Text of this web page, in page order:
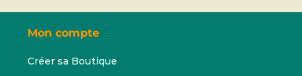
Mon compte
Créer sa Boutique